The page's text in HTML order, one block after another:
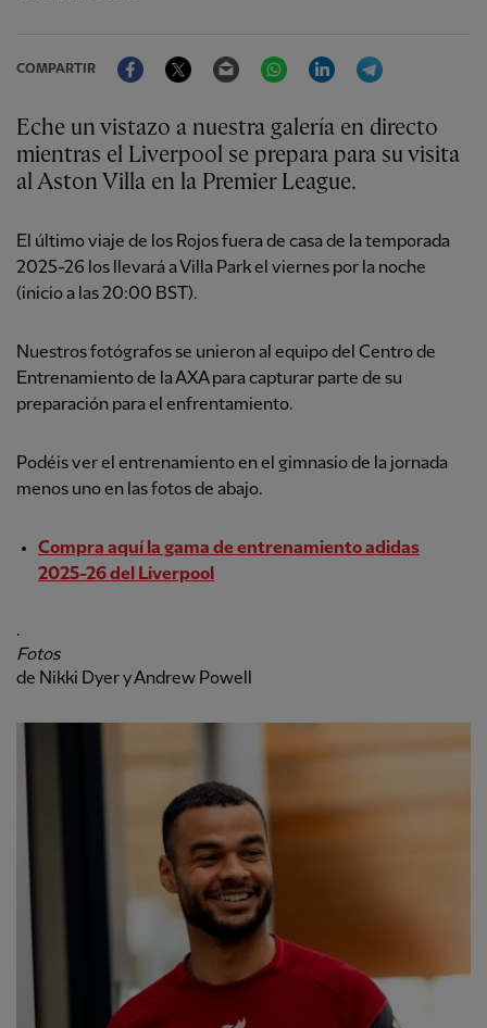
COMPARTIR
FacebookTwitter Email WhatsAppLinkedIn
Eche un vistazo a nuestra galería en directo
mientras el Liverpool se prepara para su visita
al Aston Villa en la Premier League.
El último viaje de los Rojos fuera de casa de la temporada
2025-26 los llevará a Villa Park el viernes por la noche
(inicio a las 20:00 BST).
Nuestros fotógrafos se unieron al equipo del Centro de
Entrenamiento de la AXA para capturar parte de su
preparación para el enfrentamiento.
Podéis ver el entrenamiento en el gimnasio de la jornada
menos uno en las fotos de abajo.
Compra aquí la gama de entrenamiento adidas
2025-26 del Liverpool
.
Fotos
de Nikki Dyer y Andrew Powell